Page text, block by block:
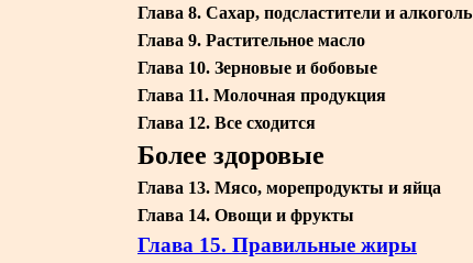
Глава 8. Сахар, подсластители и алкоголь
Глава 9. Растительное масло
Глава 10. Зерновые и бобовые
Глава 11. Молочная продукция
Глава 12. Все сходится
Более здоровые
Глава 13. Мясо, морепродукты и яйца
Глава 14. Овощи и фрукты
Глава 15. Правильные жиры